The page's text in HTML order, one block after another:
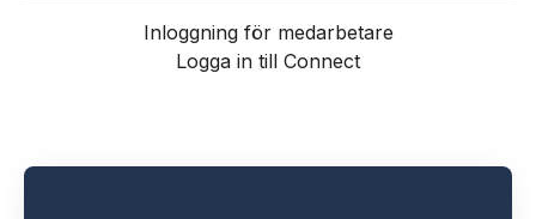
Inloggning för medarbetare
Logga in till Connect